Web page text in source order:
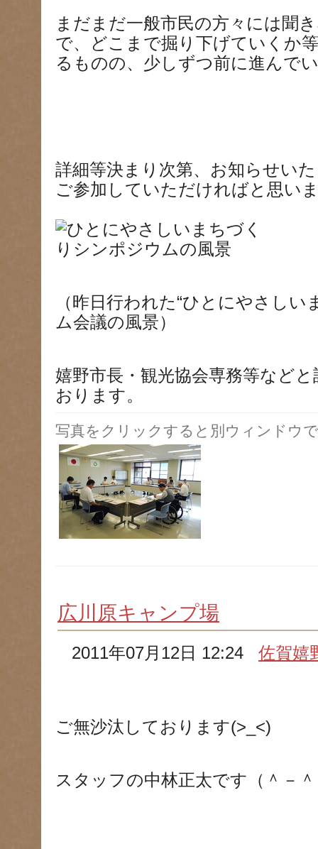
まだまだ一般市民の方々には聞
で、どこまで掘り下げていくか
るものの、少しずつ前に進んで
詳細等決まり次第、お知らせい
ご参加していただければと思い
（昨日行われた“ひとにやさし
ム会議の風景）
嬉野市長・観光協会専務等など
おります。
写真をクリックすると別ウィンドウ
広川原キャンプ場
2011年07月12日 12:24佐賀嬉
ご無沙汰しております(>_<)
スタッフの中林正太です（＾－